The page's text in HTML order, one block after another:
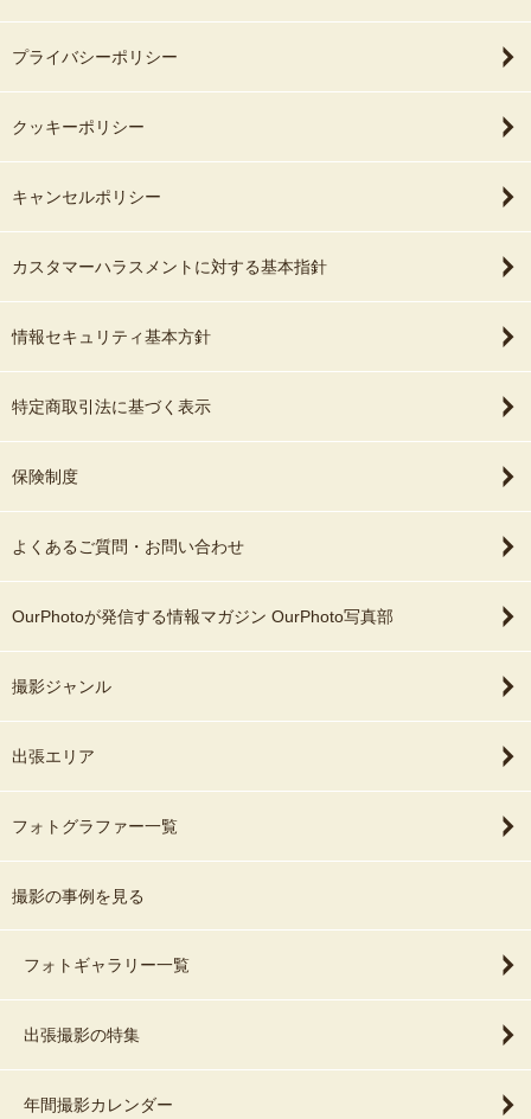
プライバシーポリシー
クッキーポリシー
キャンセルポリシー
カスタマーハラスメントに対する基本指針
情報セキュリティ基本方針
特定商取引法に基づく表示
保険制度
よくあるご質問・お問い合わせ
OurPhotoが発信する情報マガジン OurPhoto写真部
撮影ジャンル
出張エリア
フォトグラファー一覧
撮影の事例を見る
フォトギャラリー一覧
出張撮影の特集
年間撮影カレンダー